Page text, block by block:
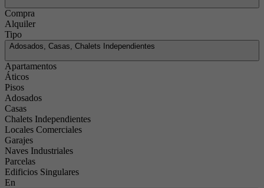
Compra
Alquiler
Tipo
Adosados, Casas, Chalets Independientes
Apartamentos
Áticos
Pisos
Adosados
Casas
Chalets Independientes
Locales Comerciales
Garajes
Naves Industriales
Parcelas
Edificios Singulares
En